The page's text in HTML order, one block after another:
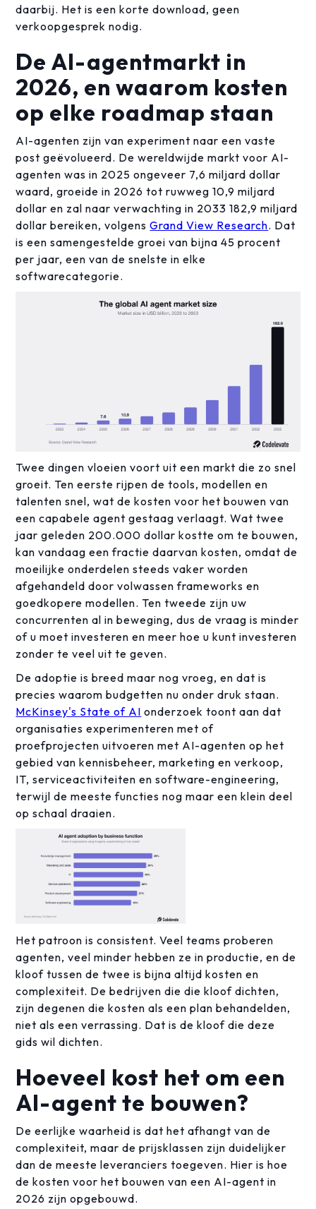
daarbij. Het is een korte download, geen
verkoopgesprek nodig.
De AI-agentmarkt in
2026, en waarom kosten
op elke roadmap staan
AI-agenten zijn van experiment naar een vaste
post geëvolueerd. De wereldwijde markt voor AI-
agenten was in 2025 ongeveer 7,6 miljard dollar
waard, groeide in 2026 tot ruwweg 10,9 miljard
dollar en zal naar verwachting in 2033 182,9 miljard
dollar bereiken, volgensGrand View Research. Dat
is een samengestelde groei van bijna 45 procent
per jaar, een van de snelste in elke
softwarecategorie.
Twee dingen vloeien voort uit een markt die zo snel
groeit. Ten eerste rijpen de tools, modellen en
talenten snel, wat de kosten voor het bouwen van
een capabele agent gestaag verlaagt. Wat twee
jaar geleden 200.000 dollar kostte om te bouwen,
kan vandaag een fractie daarvan kosten, omdat de
moeilijke onderdelen steeds vaker worden
afgehandeld door volwassen frameworks en
goedkopere modellen. Ten tweede zijn uw
concurrenten al in beweging, dus de vraag is minder
of u moet investeren en meer hoe u kunt investeren
zonder te veel uit te geven.
De adoptie is breed maar nog vroeg, en dat is
precies waarom budgetten nu onder druk staan.
McKinsey's State of AI onderzoek toont aan dat
organisaties experimenteren met of
proefprojecten uitvoeren met AI-agenten op het
gebied van kennisbeheer, marketing en verkoop,
IT, serviceactiviteiten en software-engineering,
terwijl de meeste functies nog maar een klein deel
op schaal draaien.
Het patroon is consistent. Veel teams proberen
agenten, veel minder hebben ze in productie, en de
kloof tussen de twee is bijna altijd kosten en
complexiteit. De bedrijven die die kloof dichten,
zijn degenen die kosten als een plan behandelden,
niet als een verrassing. Dat is de kloof die deze
gids wil dichten.
Hoeveel kost het om een
AI-agent te bouwen?
De eerlijke waarheid is dat het afhangt van de
complexiteit, maar de prijsklassen zijn duidelijker
dan de meeste leveranciers toegeven. Hier is hoe
de kosten voor het bouwen van een AI-agent in
2026 zijn opgebouwd.